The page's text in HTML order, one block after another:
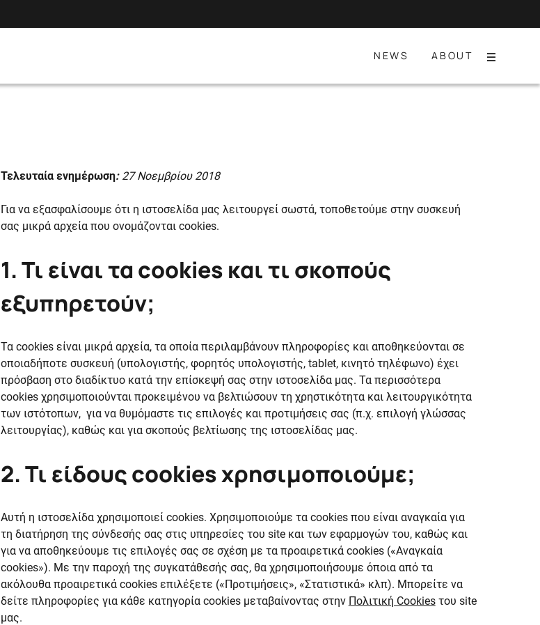
NEWS ABOUT
Menu
Τελευταία ενημέρωση: 27 Νοεμβρίου 2018
Για να εξασφαλίσουμε ότι η ιστοσελίδα μας λειτουργεί σωστά, τοποθετούμε στην συσκευή
σας μικρά αρχεία που ονομάζονται cookies.
1. Τι είναι τα cookies και τι σκοπούς
εξυπηρετούν;
Τα cookies είναι μικρά αρχεία, τα οποία περιλαμβάνουν πληροφορίες και αποθηκεύονται σε
οποιαδήποτε συσκευή (υπολογιστής, φορητός υπολογιστής, tablet, κινητό τηλέφωνο) έχει
πρόσβαση στο διαδίκτυο κατά την επίσκεψή σας στην ιστοσελίδα μας. Τα περισσότερα
cookies χρησιμοποιούνται προκειμένου να βελτιώσουν τη χρηστικότητα και λειτουργικότητα
των ιστότοπων, για να θυμόμαστε τις επιλογές και προτιμήσεις σας (π.χ. επιλογή γλώσσας
λειτουργίας), καθώς και για σκοπούς βελτίωσης της ιστοσελίδας μας.
2. Τι είδους cookies χρησιμοποιούμε;
Αυτή η ιστοσελίδα χρησιμοποιεί cookies. Χρησιμοποιούμε τα cookies που είναι αναγκαία για
τη διατήρηση της σύνδεσής σας στις υπηρεσίες του site και των εφαρμογών του, καθώς και
για να αποθηκεύουμε τις επιλογές σας σε σχέση με τα προαιρετικά cookies («Αναγκαία
cookies»). Με την παροχή της συγκατάθεσής σας, θα χρησιμοποιήσουμε όποια από τα
ακόλουθα προαιρετικά cookies επιλέξετε («Προτιμήσεις», «Στατιστικά» κλπ). Μπορείτε να
δείτε πληροφορίες για κάθε κατηγορία cookies μεταβαίνοντας στην Πολιτική Cookiesτου site
μας.